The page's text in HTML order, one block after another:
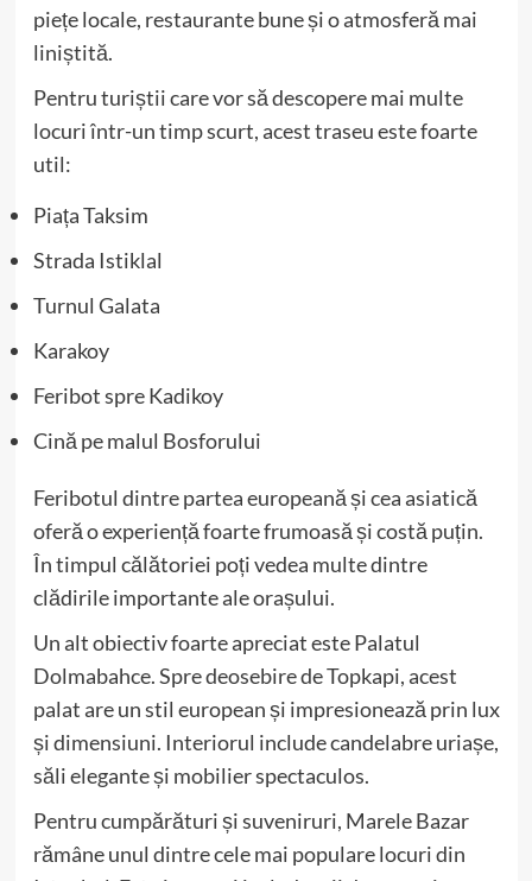
piețe locale, restaurante bune și o atmosferă mai
liniștită.
Pentru turiștii care vor să descopere mai multe
locuri într-un timp scurt, acest traseu este foarte
util:
Piața Taksim
Strada Istiklal
Turnul Galata
Karakoy
Feribot spre Kadikoy
Cină pe malul Bosforului
Feribotul dintre partea europeană și cea asiatică
oferă o experiență foarte frumoasă și costă puțin.
În timpul călătoriei poți vedea multe dintre
clădirile importante ale orașului.
Un alt obiectiv foarte apreciat este Palatul
Dolmabahce. Spre deosebire de Topkapi, acest
palat are un stil european și impresionează prin lux
și dimensiuni. Interiorul include candelabre uriașe,
săli elegante și mobilier spectaculos.
Pentru cumpărături și suveniruri, Marele Bazar
rămâne unul dintre cele mai populare locuri din